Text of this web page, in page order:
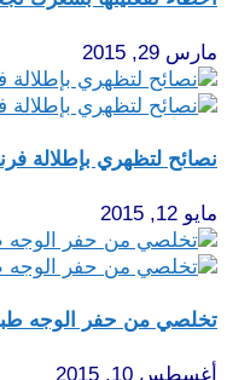
مارس 29, 2015
نصائح لتظهري بإطلالة
مايو 12, 2015
تخلصي من حفر الوجه
أغسطس 10, 2015